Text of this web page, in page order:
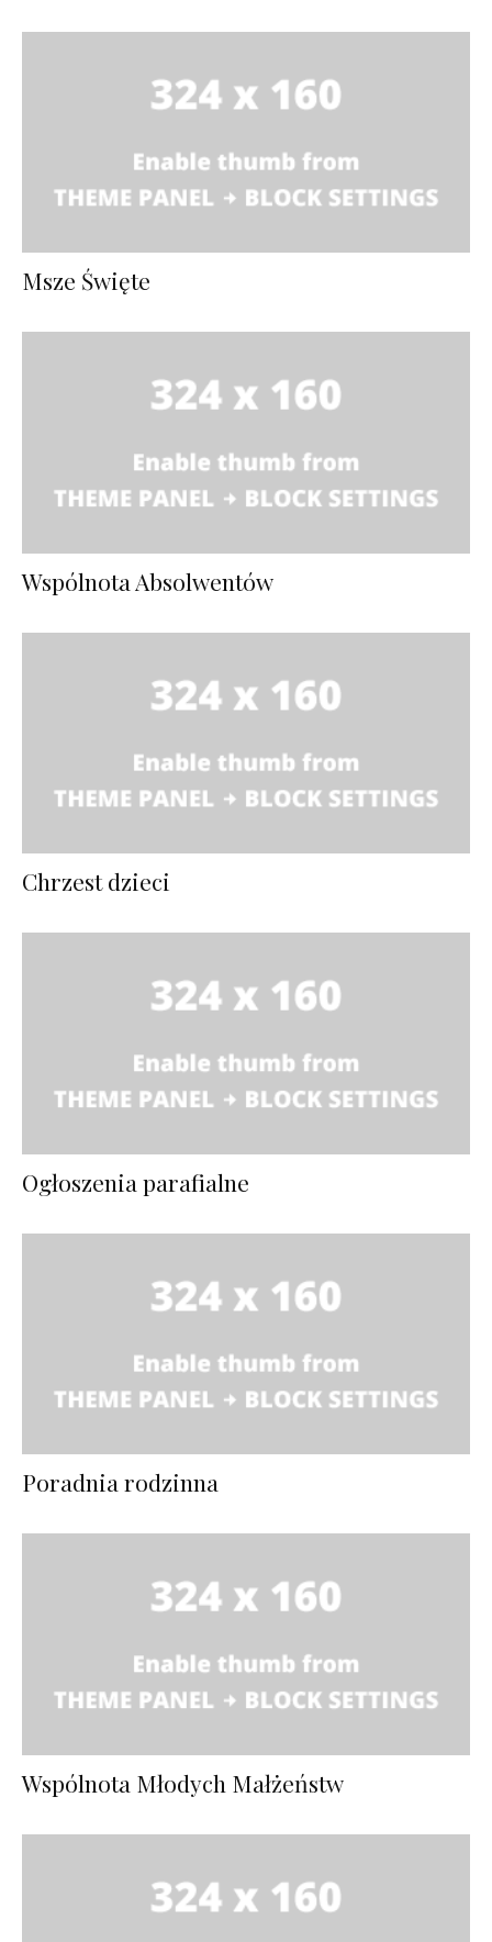
Msze Święte
Wspólnota Absolwentów
Chrzest dzieci
Ogłoszenia parafialne
Poradnia rodzinna
Wspólnota Młodych Małżeństw